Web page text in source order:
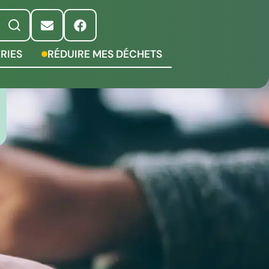
RÉDUIRE MES DÉCHETS